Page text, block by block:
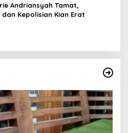
Andriansyah Tamat,
dan Kepolisian Kian Erat